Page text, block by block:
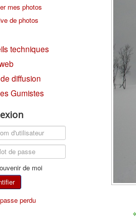
mes photos
de photos
techniques
diffusion
Gumistes
de moi
perdu